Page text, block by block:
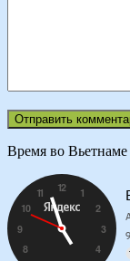
Время во Вьетнаме